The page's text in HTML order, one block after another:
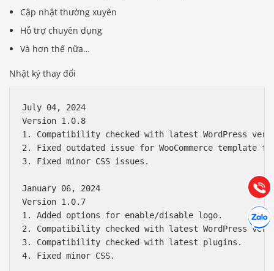
Cập nhật thường xuyên
Hỗ trợ chuyên dụng
Và hơn thế nữa…
Nhật ký thay đổi
July 04, 2024
Version 1.0.8
1. Compatibility checked with latest WordPress
2. Fixed outdated issue for WooCommerce template
3. Fixed minor CSS issues.
January 06, 2024
Version 1.0.7
1. Added options for enable/disable logo.
2. Compatibility checked with latest WordPress
3. Compatibility checked with latest plugins.
4. Fixed minor CSS.
Gọi
0903.976.769
(028) 22.166.144
Chát
Hợp tác